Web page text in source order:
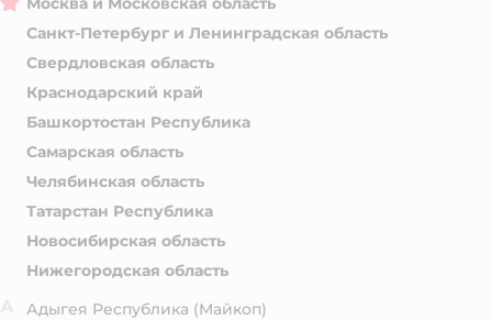
Санкт-Петербург и Ленинградская область
Свердловская область
Краснодарский край
Башкортостан Республика
Самарская область
Челябинская область
Татарстан Республика
Новосибирская область
Нижегородская область
Адыгея Республика (Майкоп)